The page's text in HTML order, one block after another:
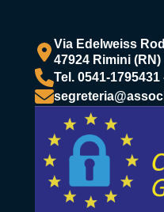
Via Edelweiss
47924 Rimini (RN)
Tel. 0541-